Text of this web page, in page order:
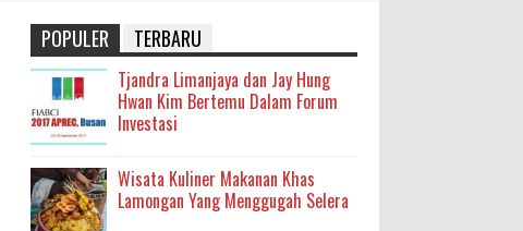
POPULER TERBARU
Tjandra Limanjaya dan Jay Hung
Hwan Kim Bertemu Dalam Forum
Investasi
Wisata Kuliner Makanan Khas
Lamongan Yang Menggugah Selera